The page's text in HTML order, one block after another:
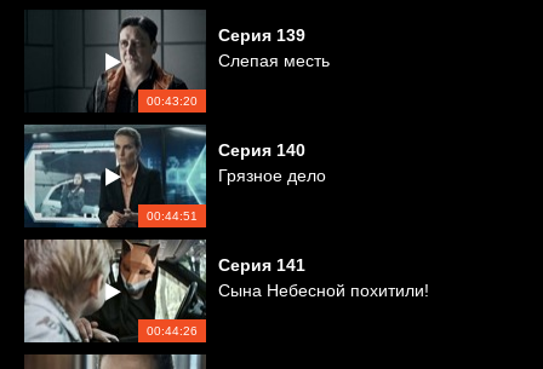
00:43:20
Серия 139
Слепая месть
00:44:51
Серия 140
Грязное дело
00:44:26
Серия 141
Сына Небесной похитили!